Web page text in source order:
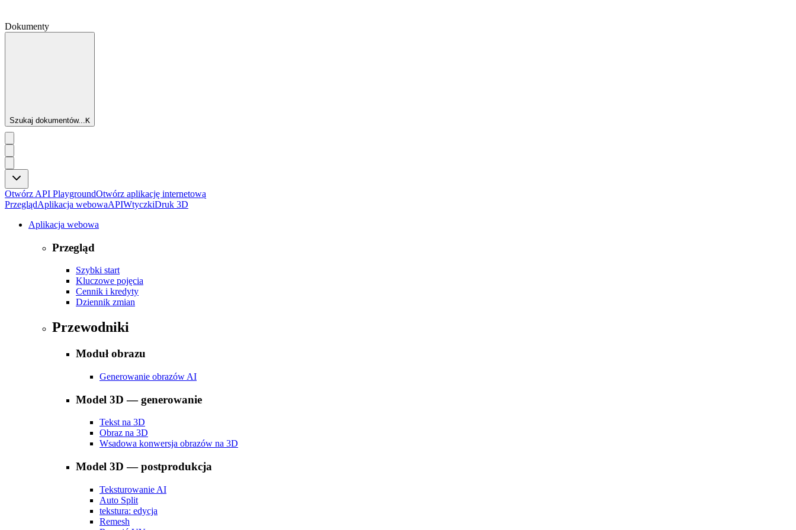
Dokumenty
Szukaj dokumentów...K
Otwórz API PlaygroundOtwórz aplikację internetową
PrzeglądAplikacja webowaAPIWtyczkiDruk 3D
Aplikacja webowa
Przegląd
Szybki start
Kluczowe pojęcia
Cennik i kredyty
Dziennik zmian
Przewodniki
Moduł obrazu
Generowanie obrazów AI
Model 3D — generowanie
Tekst na 3D
Obraz na 3D
Wsadowa konwersja obrazów na 3D
Model 3D — postprodukcja
Teksturowanie AI
Auto Split
tekstura: edycja
Remesh